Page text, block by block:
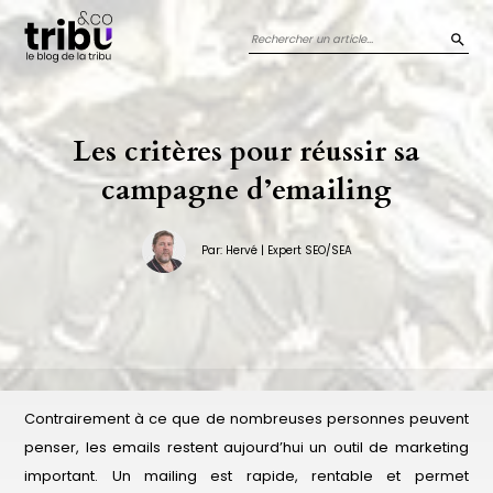
Les critères pour réussir sa
campagne d’emailing
Par: Hervé | Expert SEO/SEA
Contrairement à ce que de nombreuses personnes peuvent
penser, les emails restent aujourd’hui un outil de marketing
important. Un mailing est rapide, rentable et permet
Panneau de gestion des cookies